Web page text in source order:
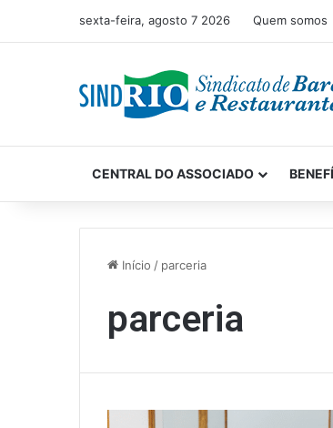
sexta-feira, agosto 7 2026 Quem somos
CENTRAL DO ASSOCIADO
Início / parceria
parceria